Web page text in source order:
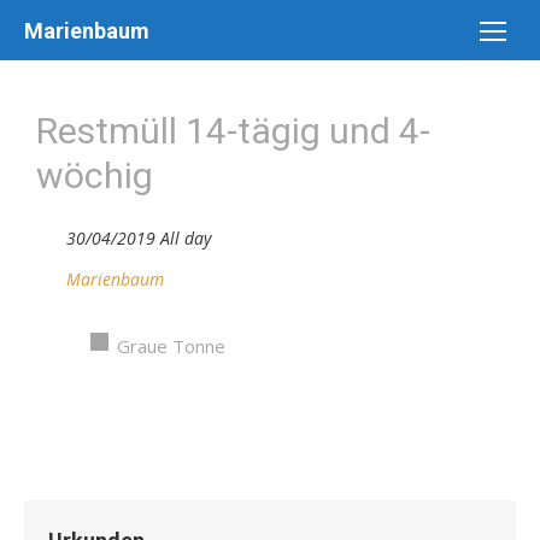
Marienbaum
Restmüll 14-tägig und 4-
wöchig
30/04/2019 All day
Marienbaum
Graue Tonne